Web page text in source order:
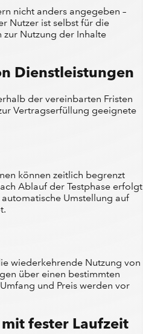
nicht anders angegeben –
Nutzer ist selbst für die
zur Nutzung der Inhalte
Dienstleistungen
der vereinbarten Fristen
Vertragserfüllung geeignete
können zeitlich begrenzt
Ablauf der Testphase erfolgt
Umstellung auf
wiederkehrende Nutzung von
über einen bestimmten
und Preis werden vor
fester Laufzeit